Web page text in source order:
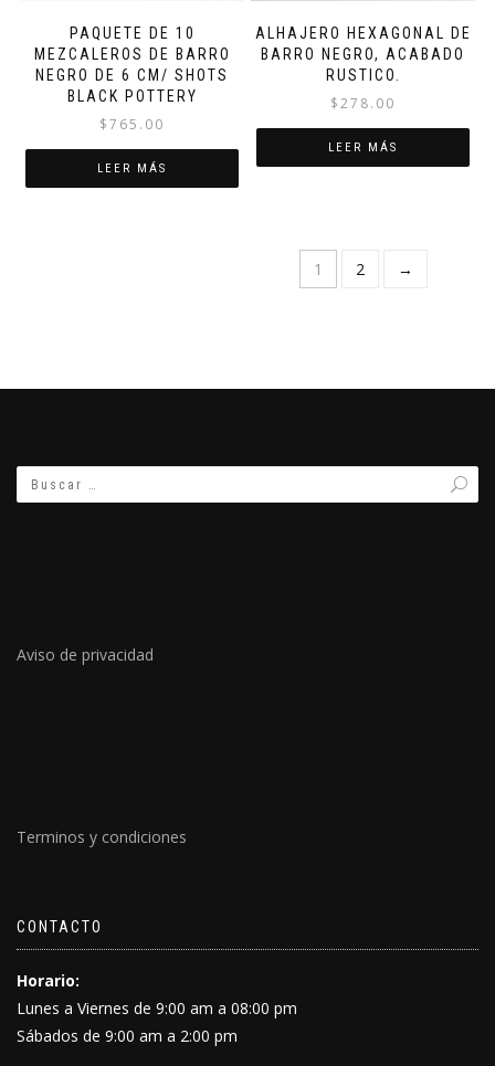
PAQUETE DE 10
MEZCALEROS DE BARRO
NEGRO DE 6 CM/ SHOTS
BLACK POTTERY
$765.00
LEER MÁS
ALHAJERO HEXAGONAL DE
BARRO NEGRO, ACABADO
RUSTICO.
$278.00
LEER MÁS
1 2 →
Aviso de privacidad
Terminos y condiciones
CONTACTO
Horario:
Lunes a Viernes de 9:00 am a 08:00 pm
Sábados de 9:00 am a 2:00 pm